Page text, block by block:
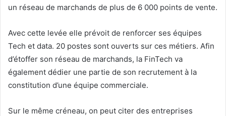
un réseau de marchands de plus de 6 000 points de vente.
Avec cette levée elle prévoit de renforcer ses équipes
Tech et data. 20 postes sont ouverts sur ces métiers. Afin
d’étoffer son réseau de marchands, la FinTech va
également dédier une partie de son recrutement à la
constitution d’une équipe commerciale.
Sur le même créneau, on peut citer des entreprises